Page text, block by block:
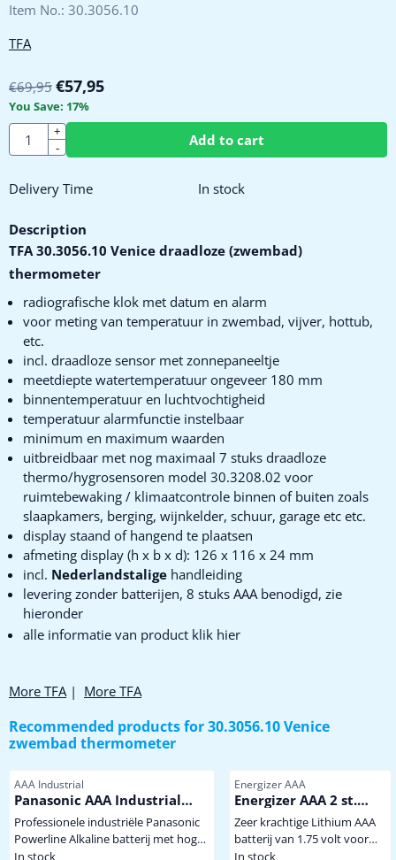
Item No.: 30.3056.10
TFA
€69,95 €57,95
You Save: 17%
Quantity
+
-
Add to cart
Delivery Time In stock
Description
TFA 30.3056.10 Venice draadloze (zwembad)
thermometer
radiografische klok met datum en alarm
voor meting van temperatuur in zwembad, vijver, hottub,
etc.
incl. draadloze sensor met zonnepaneeltje
meetdiepte watertemperatuur ongeveer 180 mm
binnentemperatuur en luchtvochtigheid
temperatuur alarmfunctie instelbaar
minimum en maximum waarden
uitbreidbaar met nog maximaal 7 stuks draadloze
thermo/hygrosensoren model 30.3208.02 voor
ruimtebewaking / klimaatcontrole binnen of buiten zoals
slaapkamers, berging, wijnkelder, schuur, garage etc etc.
display staand of hangend te plaatsen
afmeting display (h x b x d): 126 x 116 x 24 mm
incl. Nederlandstalige handleiding
levering zonder batterijen, 8 stuks AAA benodigd, zie
hieronder
alle informatie van product klik hier
More TFA | More TFA
Recommended products for30.3056.10 Venice
zwembad thermometer
Item number
AAA Industrial
Panasonic AAA Industrial
Powerline
Professionele industriële Panasonic
Powerline Alkaline batterij met hoge
capaciteit dus minder vaak batterijen
In stock
Item number
Energizer AAA
Energizer AAA 2 st.
Extreem krachtige
Winterbestendige
Lithium Batterij
Zeer krachtige Lithium AAA
batterij van 1.75 volt voor
gebruik onder extreem
In stock